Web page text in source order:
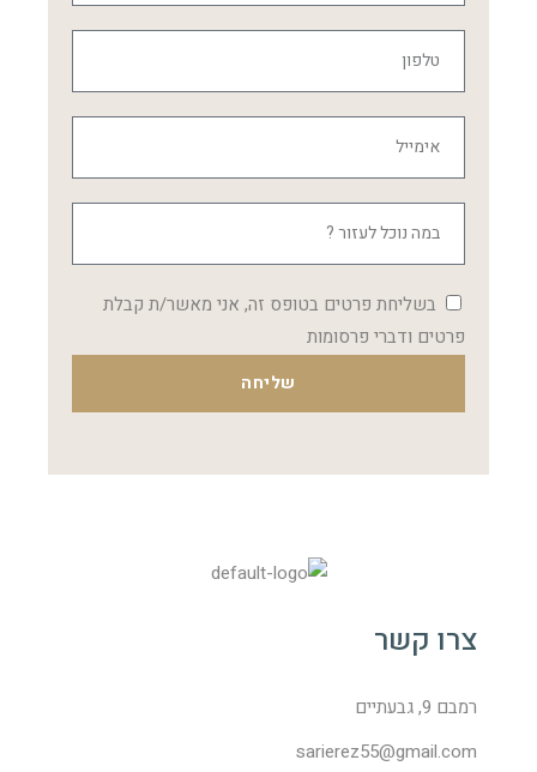
בשליחת פרטים בטופס זה, אני מאשר/ת קבלת
פרטים ודברי פרסומות
שליחה
צרו קשר
רמבם 9, גבעתיים
sarierez55@gmail.com